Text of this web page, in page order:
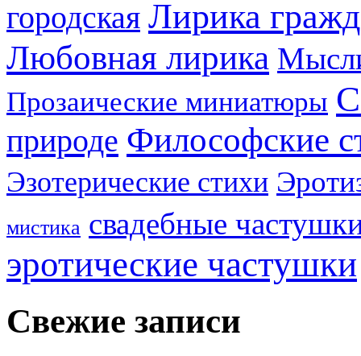
городская Лирика
Любовная лирика
Прозаические миниатюры
природе Философские
Эзотерические стихи
мистика свадебные
эротические частушки
Свежие записи